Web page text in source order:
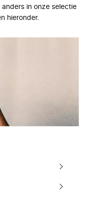
in onze selectie
hieronder.